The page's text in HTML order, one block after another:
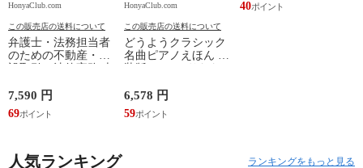
HonyaClub.com
この販売店の送料について
弁護士・法務担当者
のための不動産・建
開発、設計・監理、
建設請負 第２版 /富
田裕 小里佳嵩
7,590 円
69
HonyaClub.com
この販売店の送料について
どうようクラシック
名曲ピアノえほん 新
ワシマミワコ
6,578 円
59
40
人気ランキング ランキングをもっと見る